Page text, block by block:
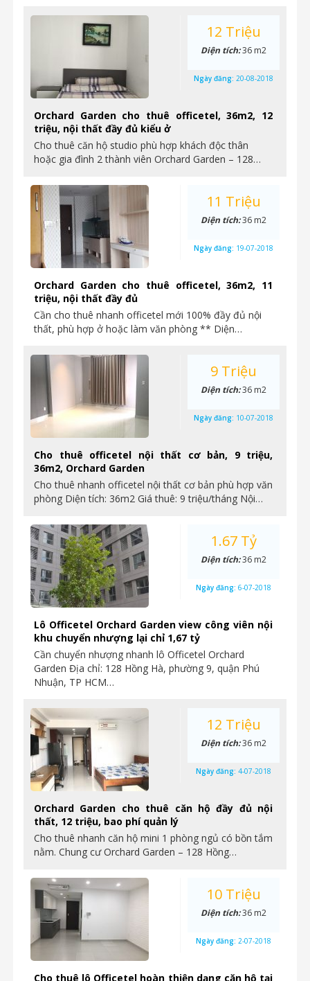
Orchard Garden cho thuê officetel, 36m2, 12
triệu, nội thất đầy đủ kiểu ở
Cho thuê căn hộ studio phù hợp khách độc thân
hoặc gia đình 2 thành viên Orchard Garden – 128…
12 Triệu
Diện tích:36 m2
Ngày đăng: 20-08-2018
Orchard Garden cho thuê officetel, 36m2, 11
triệu, nội thất đầy đủ
Cần cho thuê nhanh officetel mới 100% đầy đủ nội
thất, phù hợp ở hoặc làm văn phòng ** Diện…
11 Triệu
Diện tích:36 m2
Ngày đăng: 19-07-2018
Cho thuê officetel nội thất cơ bản, 9 triệu,
36m2, Orchard Garden
Cho thuê nhanh officetel nội thất cơ bản phù hợp văn
phòng Diện tích: 36m2 Giá thuê: 9 triệu/tháng Nội…
9 Triệu
Diện tích:36 m2
Ngày đăng: 10-07-2018
Lô Officetel Orchard Garden view công viên nội
khu chuyển nhượng lại chỉ 1,67 tỷ
Cần chuyển nhượng nhanh lô Officetel Orchard
Garden Địa chỉ: 128 Hồng Hà, phường 9, quận Phú
Nhuận, TP HCM…
1.67 Tỷ
Diện tích:36 m2
Ngày đăng: 6-07-2018
Orchard Garden cho thuê căn hộ đầy đủ nội
thất, 12 triệu, bao phí quản lý
Cho thuê nhanh căn hộ mini 1 phòng ngủ có bồn tắm
nằm. Chung cư Orchard Garden – 128 Hồng…
12 Triệu
Diện tích:36 m2
Ngày đăng: 4-07-2018
Cho thuê lô Officetel hoàn thiện dạng căn hộ tại
10 Triệu
Diện tích:36 m2
Ngày đăng: 2-07-2018